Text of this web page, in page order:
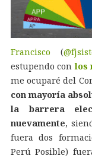
Francisco (
estupendo conlos
me ocuparé del
con mayoría
la barrera
nuevamente,
fuera dos
Perú Posible)